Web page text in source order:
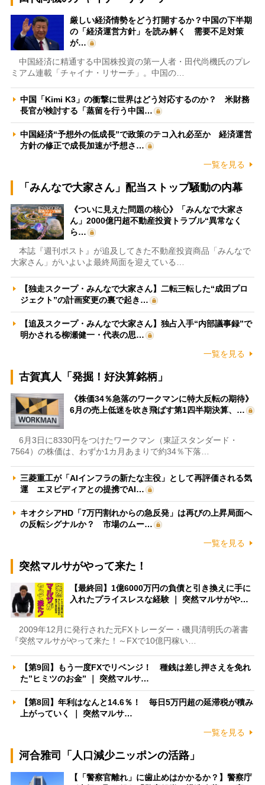
厳しい経済情勢をどう打開するか？中国の下半期
の「経済運営方針」を読み解く 需要不足対策
が…
中国経済に精通する中国株投資の第一人者・田代尚機氏のプレ
ミアム連載「チャイナ・リサーチ」。中国の…
中国「Kimi K3」の衝撃に世界はどう対応するのか？ 米財務
長官が検討する「蒸留を行う中国…
中国経済“予想外の低成長”で政策のテコ入れ必至か 経済運営
方針の修正で成長加速が予想さ…
一覧を見る
「みんなで大家さん」配当ストップ騒動の内幕
《ついに見えた問題の核心》「みんなで大家さ
ん」2000億円超不動産投資トラブル“異常なく
ら…
本誌『週刊ポスト』が追及してきた不動産投資商品「みんなで
大家さん」がいよいよ最終局面を迎えている…
【独走スクープ・みんなで大家さん】二転三転した“成田プロ
ジェクト”の計画変更の裏で起き…
【追及スクープ・みんなで大家さん】独占入手“内部議事録”で
明かされる柳瀬健一・代表の思…
一覧を見る
古賀真人「発掘！好決算銘柄」
《株価34％急落のワークマンに特大反転の期待》
6月の売上低迷を吹き飛ばす第1四半期決算、…
6月3日に8330円をつけたワークマン（東証スタンダード・
7564）の株価は、わずか1カ月あまりで約34％下落…
三菱重工が「AIインフラの新たな主役」として再評価される気
運 エヌビディアとの提携でAI…
キオクシアHD「7万円割れからの急反発」は再びの上昇局面へ
の反転シグナルか？ 市場のムー…
一覧を見る
突然マルサがやって来た！
【最終回】1億6000万円の負債と引き換えに手に
入れたプライスレスな経験 ｜ 突然マルサがや…
2009年12月に発行された元FXトレーダー・磯貝清明氏の著書
『突然マルサがやって来た！～FXで10億円稼い…
【第9回】もう一度FXでリベンジ！ 種銭は差し押さえを免れ
た”ヒミツのお金” ｜ 突然マルサ…
【第8回】年利はなんと14.6％！ 毎日5万円超の延滞税が積み
上がっていく ｜ 突然マルサ…
一覧を見る
河合雅司「人口減少ニッポンの活路」
【「警察官離れ」に歯止めはかかるか？】警察庁